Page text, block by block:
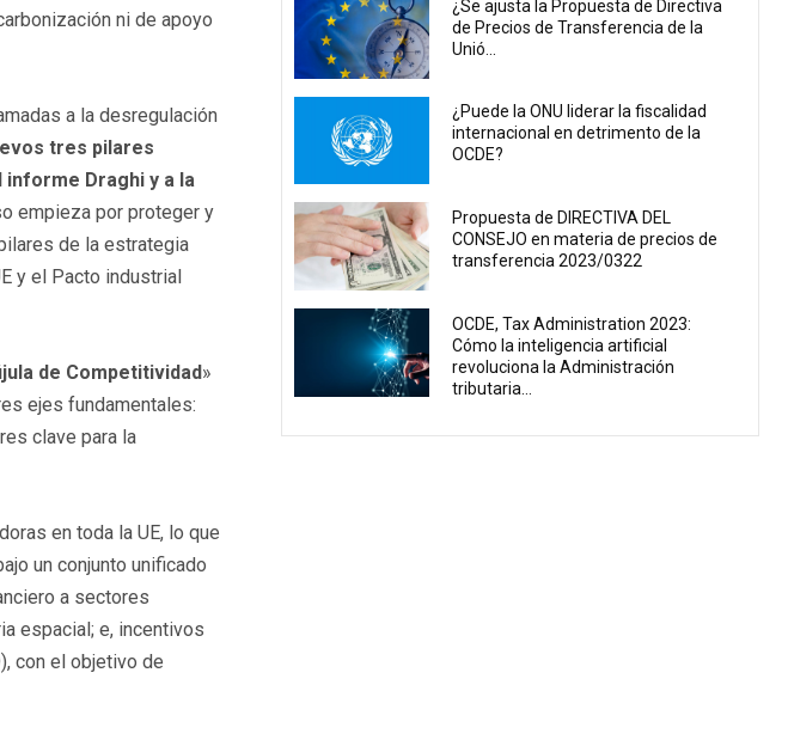
ni de apoyo
a la desregulación
tres pilares
Draghi y a la
empieza por proteger y
de la estrategia
y el Pacto industrial
de Competitividad»
ejes fundamentales:
clave para la
en toda la UE, lo que
un conjunto unificado
a sectores
espacial; e, incentivos
con el objetivo de
¿Se ajusta la Propuesta de Directiva
de Precios de Transferencia de la
Unió...
¿Puede la ONU liderar la fiscalidad
internacional en detrimento de la
OCDE?
Propuesta de DIRECTIVA DEL
CONSEJO en materia de precios de
transferencia 2023/0322
OCDE, Tax Administration 2023:
Cómo la inteligencia artificial
revoluciona la Administración
tributaria...